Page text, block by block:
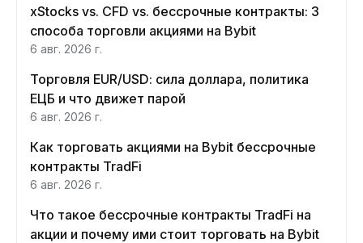
xStocks vs. CFD vs. бессрочные контракты: 3
способа торговли акциями на Bybit
6 авг. 2026 г.
Торговля EUR/USD: сила доллара, политика
ЕЦБ и что движет парой
6 авг. 2026 г.
Как торговать акциями на Bybit бессрочные
контракты TradFi
6 авг. 2026 г.
Что такое бессрочные контракты TradFi на
акции и почему ими стоит торговать на Bybit